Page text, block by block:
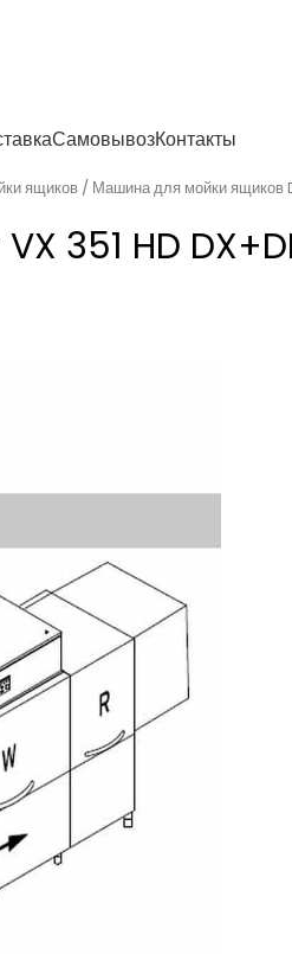
СамовывозКонтакты
ящиков Машина для мойки ящиков
351 HD